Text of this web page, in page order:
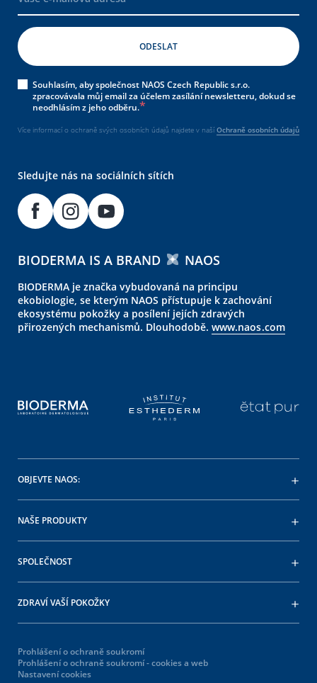
Souhlasím, aby společnost NAOS Czech Republic s.r.o.
zpracovávala můj email za účelem zasílání newsletteru, dokud se
neodhlásím z jeho odběru.
Více informací o ochraně svých osobních údajů najdete v naší Ochraně osobních údajů
Sledujte nás na sociálních sítích
BIODERMA IS A BRAND NAOS
BIODERMA je značka vybudovaná na principu
ekobiologie, se kterým NAOS přístupuje k zachování
ekosystému pokožky a posílení jejích zdravých
přirozených mechanismů. Dlouhodobě. www.naos.com
OBJEVTE NAOS:
NAŠE PRODUKTY
SPOLEČNOST
ZDRAVÍ VAŠÍ POKOŽKY
Prohlášení o ochraně soukromí
Prohlášení o ochraně soukromí - cookies a web
Nastavení cookies